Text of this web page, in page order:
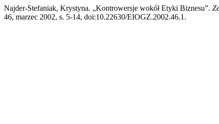
Najder-Stefaniak, Krystyna. „Kontrowersje wokół Etyki Biznesu”.
46, marzec 2002, s. 5-14, doi:10.22630/EIOGZ.2002.46.1.